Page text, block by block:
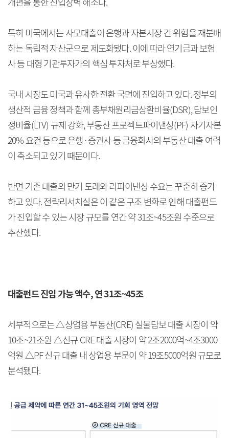
특히 미국에서는 사모대출이 은행과 자본시장 간 위험을 재분배
하는 독립적 자산군으로 제도화됐다. 이에 따라 연기금과 보험
사 등 대형 기관투자가의 핵심 투자처로 부상했다.
국내 시장도 미국과 유사한 전환 국면에 진입하고 있다. 정부의
생산적 금융 정책과 함께 총부채원리금상환비율(DSR), 담보인
정비율(LTV) 규제 강화, 부동산 프로젝트파이낸싱(PF) 자기자본
20% 요건 등으로 은행·증권사 등 금융회사의 부동산 대출 여력
이 축소되고 있기 때문이다.
반면 기존 대출의 만기 도래와 리파이낸싱 수요는 꾸준히 증가
하고 있다. 전략리서치실은 이 같은 구조 변화로 인해 대출펀드
가 진입할 수 있는 시장 규모를 연간 약 31조~45조원 수준으로
추산했다.
대출펀드 진입 가능 액수, 연 31조~45조
세부적으로는 △상업용 부동산(CRE) 실물담보 대출 시장이 약
10조~21조원 △신규 CRE 대출 시장이 약 2조2000억~4조3000
억원 △PF 신규 대출 내 상업용 부문이 약 19조5000억원 규모로
분석됐다.